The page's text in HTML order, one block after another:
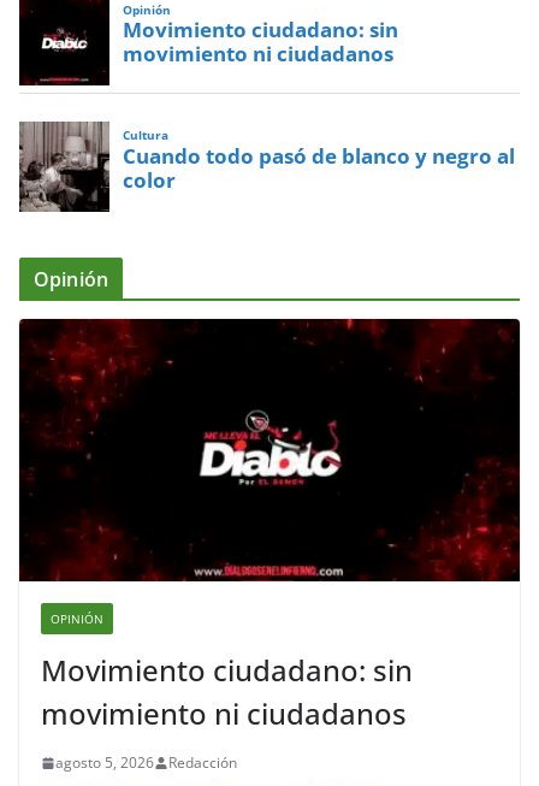
Opinión
Movimiento ciudadano: sin
movimiento ni ciudadanos
Cultura
Cuando todo pasó de blanco y negro al
color
Opinión
OPINIÓN
Movimiento ciudadano: sin
movimiento ni ciudadanos
agosto 5, 2026 Redacción